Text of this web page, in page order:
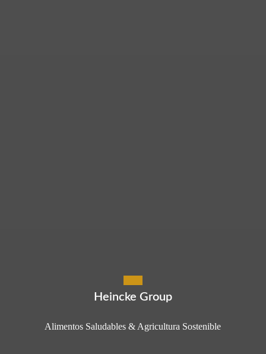
Heincke Group
Alimentos Saludables & Agricultura Sostenible